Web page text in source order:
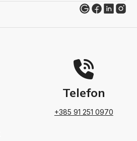
Telefon
+385 91 251 0970